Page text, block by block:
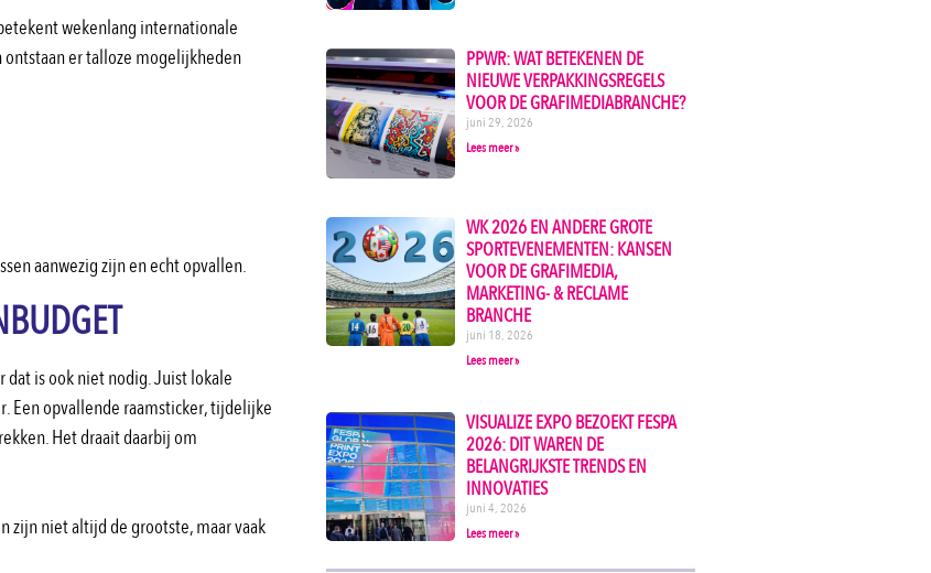
wekenlang internationale
ontstaan er talloze mogelijkheden
aanwezig zijn en echt opvallen.
is ook niet nodig. Juist lokale
Een opvallende raamsticker, tijdelijke
Het draait daarbij om
niet altijd de grootste, maar vaak
PPWR: WAT BETEKENEN DE
NIEUWE VERPAKKINGSREGELS
VOOR DE GRAFIMEDIABRANCHE?
juni 29, 2026
Lees meer »
WK 2026 EN ANDERE GROTE
SPORTEVENEMENTEN: KANSEN
VOOR DE GRAFIMEDIA,
MARKETING- & RECLAME
BRANCHE
juni 18, 2026
Lees meer »
VISUALIZE EXPO BEZOEKT FESPA
2026: DIT WAREN DE
BELANGRIJKSTE TRENDS EN
INNOVATIES
juni 4, 2026
Lees meer »